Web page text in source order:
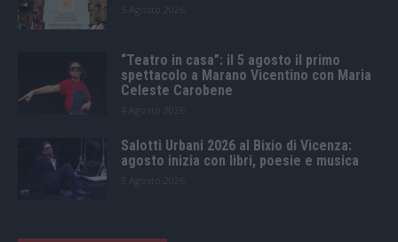
“Teatro in casa”: il 5 agosto il primo
spettacolo a Marano Vicentino con Maria
Celeste Carobene
Salotti Urbani 2026 al Bixio di Vicenza:
agosto inizia con libri, poesie e musica